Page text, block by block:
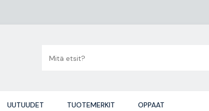
UUTUUDET TUOTEMERKIT OPPAAT